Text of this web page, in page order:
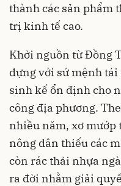
thành các sản phẩm
trị kinh tế cao.
Khởi nguồn từ Đồng
dựng với sứ mệnh
sinh kế ổn định cho
công địa phương.
nhiều năm, xơ
nông dân thiếu các
còn rác thải nhựa
ra đời nhằm giải